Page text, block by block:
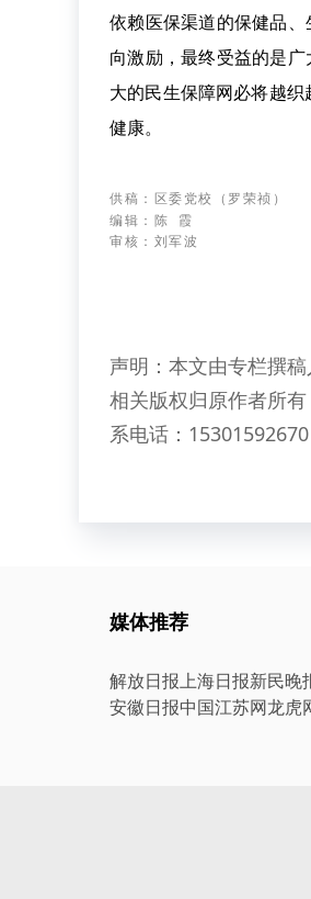
依赖医保渠道的保健品
向激励，最终受益的是
大的民生保障网必将越
健康。
供稿：区委党校 （罗荣祯 ）
编辑：陈 霞
审核：刘军波
声明：本文由专栏撰
相关版权归原作者所
系电话：
媒体推荐
解放日报上海日报新民晚
安徽日报中国江苏网龙虎